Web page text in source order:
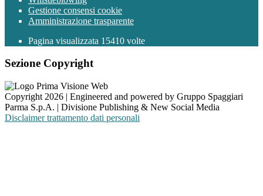
Gestione consensi cookie
Amministrazione trasparente
Pagina visualizzata 15410 volte
Sezione Copyright
Copyright 2026 | Engineered and powered by Gruppo Spaggiari
Parma S.p.A. | Divisione Publishing & New Social Media
Disclaimer trattamento dati personali